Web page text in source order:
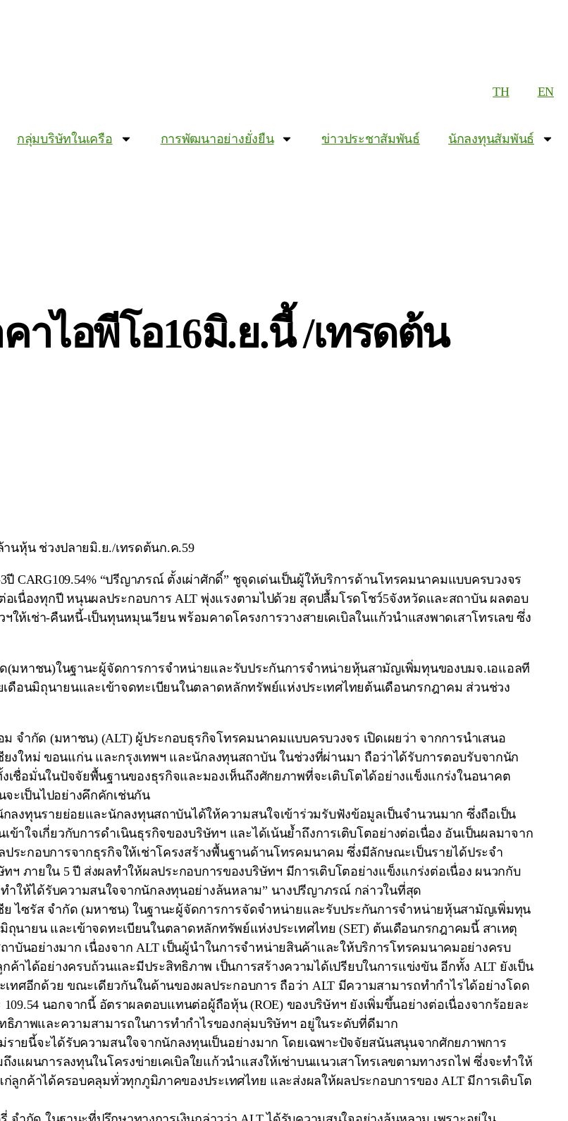
TH
EN
กลุ่มบริษัทในเครือ การพัฒนาอย่างยั่งยืน ข่าวประชาสัมพันธ์ นักลงทุนสัมพันธ์
าไอพีโอ16มิ.ย.นี้ /เทรดต้น
นหุ้น ช่วงปลายมิ.ย./เทรดต้นก.ค.59
CARG109.54% “ปรีญาภรณ์ ตั้งเผ่าศักดิ์” ชูจุดเด่นเป็นผู้ให้บริการด้านโทรคมนาคมแบบครบวงจร
องทุกปี หนุนผลประกอบการ ALT พุ่งแรงตามไปด้วย สุดปลื้มโรดโชว์5จังหวัดและสถาบัน ผลตอบ
ให้เช่า-คืนหนี้-เป็นทุนหมุนเวียน พร้อมคาดโครงการวางสายเคเบิลในแก้วนำแสงพาดเสาโทรเลข ซึ่ง
มหาชน)ในฐานะผู้จัดการการจำหน่ายและรับประกันการจำหน่ายหุ้นสามัญเพิ่มทุนของบมจ.เอแอลที
เดือนมิถุนายนและเข้าจดทะเบียนในตลาดหลักทรัพย์แห่งประเทศไทยต้นเดือนกรกฎาคม ส่วนช่วง
จำกัด (มหาชน) (ALT) ผู้ประกอบธุรกิจโทรคมนาคมแบบครบวงจร เปิดเผยว่า จากการนำเสนอ
งใหม่ ขอนแก่น และกรุงเทพฯ และนักลงทุนสถาบัน ในช่วงที่ผ่านมา ถือว่าได้รับการตอบรับจากนัก
ชื่อมั่นในปัจจัยพื้นฐานของธุรกิจและมองเห็นถึงศักยภาพที่จะเติบโตได้อย่างแข็งแกร่งในอนาคต
ะเป็นไปอย่างคึกคักเช่นกัน
ลงทุนรายย่อยและนักลงทุนสถาบันได้ให้ความสนใจเข้าร่วมรับฟังข้อมูลเป็นจำนวนมาก ซึ่งถือเป็น
าใจเกี่ยวกับการดำเนินธุรกิจของบริษัทฯ และได้เน้นย้ำถึงการเติบโตอย่างต่อเนื่อง อันเป็นผลมาจาก
ระกอบการจากธุรกิจให้เช่าโครงสร้างพื้นฐานด้านโทรคมนาคม ซึ่งมีลักษณะเป็นรายได้ประจำ
ฯ ภายใน 5 ปี ส่งผลทำให้ผลประกอบการของบริษัทฯ มีการเติบโตอย่างแข็งแกร่งต่อเนื่อง ผนวกกับ
ให้ได้รับความสนใจจากนักลงทุนอย่างล้นหลาม” นางปรีญาภรณ์ กล่าวในที่สุด
ไซรัส จำกัด (มหาชน) ในฐานะผู้จัดการการจัดจำหน่ายและรับประกันการจำหน่ายหุ้นสามัญเพิ่มทุน
ถุนายน และเข้าจดทะเบียนในตลาดหลักทรัพย์แห่งประเทศไทย (SET) ต้นเดือนกรกฎาคมนี้ สาเหตุ
นอย่างมาก เนื่องจาก ALT เป็นผู้นำในการจำหน่ายสินค้าและให้บริการโทรคมนาคมอย่างครบ
าได้อย่างครบถ้วนและมีประสิทธิภาพ เป็นการสร้างความได้เปรียบในการแข่งขัน อีกทั้ง ALT ยังเป็น
ศอีกด้วย ขณะเดียวกันในด้านของผลประกอบการ ถือว่า ALT มีความสามารถทำกำไรได้อย่างโดด
109.54 นอกจากนี้ อัตราผลตอบแทนต่อผู้ถือหุ้น (ROE) ของบริษัทฯ ยังเพิ่มขึ้นอย่างต่อเนื่องจากร้อยละ
ทธิภาพและความสามารถในการทำกำไรของกลุ่มบริษัทฯ อยู่ในระดับที่ดีมาก
ายนี้จะได้รับความสนใจจากนักลงทุนเป็นอย่างมาก โดยเฉพาะปัจจัยสนันสนุนจากศักยภาพการ
แผนการลงทุนในโครงข่ายเคเบิลใยแก้วนำแสงให้เช่าบนแนวเสาโทรเลขตามทางรถไฟ ซึ่งจะทำให้
ลูกค้าได้ครอบคลุมทั่วทุกภูมิภาคของประเทศไทย และส่งผลให้ผลประกอบการของ ALT มีการเติบโต